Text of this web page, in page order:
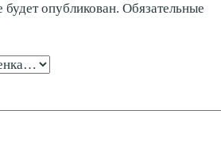
опубликован. Обязательные